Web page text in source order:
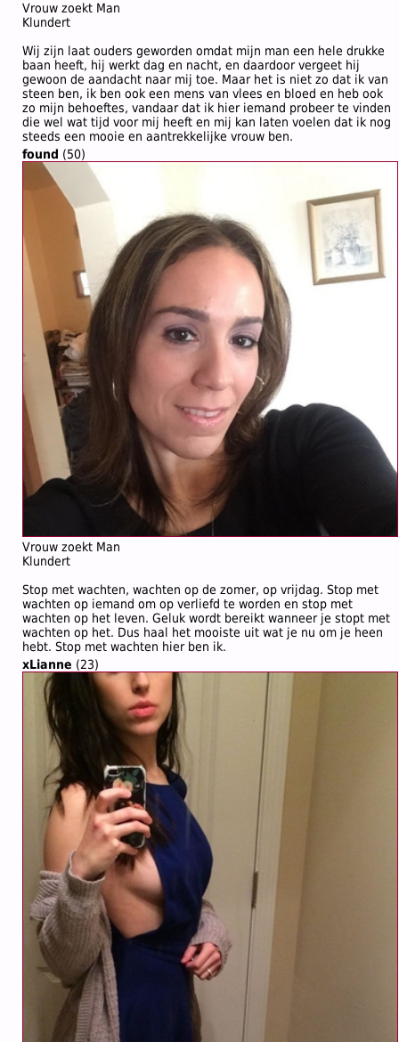
Vrouw zoekt Man
Klundert
Wij zijn laat ouders geworden omdat mijn man een hele drukke
baan heeft, hij werkt dag en nacht, en daardoor vergeet hij
gewoon de aandacht naar mij toe. Maar het is niet zo dat ik van
steen ben, ik ben ook een mens van vlees en bloed en heb ook
zo mijn behoeftes, vandaar dat ik hier iemand probeer te vinden
die wel wat tijd voor mij heeft en mij kan laten voelen dat ik nog
steeds een mooie en aantrekkelijke vrouw ben.
found (50)
Vrouw zoekt Man
Klundert
Stop met wachten, wachten op de zomer, op vrijdag. Stop met
wachten op iemand om op verliefd te worden en stop met
wachten op het leven. Geluk wordt bereikt wanneer je stopt met
wachten op het. Dus haal het mooiste uit wat je nu om je heen
hebt. Stop met wachten hier ben ik.
xLianne (23)